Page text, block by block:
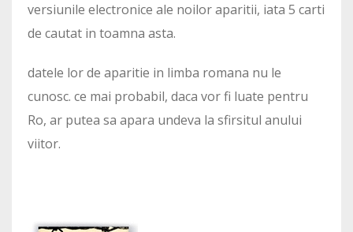
versiunile electronice ale noilor aparitii, iata 5 carti
de cautat in toamna asta.
datele lor de aparitie in limba romana nu le
cunosc. ce mai probabil, daca vor fi luate pentru
Ro, ar putea sa apara undeva la sfirsitul anului
viitor.